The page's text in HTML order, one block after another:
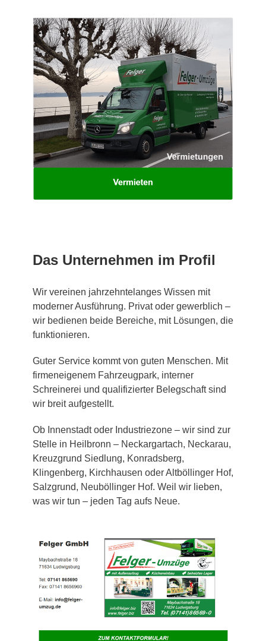
Das Unternehmen im Profil
Wir vereinen jahrzehntelanges Wissen mit
moderner Ausführung. Privat oder gewerblich –
wir bedienen beide Bereiche, mit Lösungen, die
funktionieren.
Guter Service kommt von guten Menschen. Mit
firmeneigenem Fahrzeugpark, interner
Schreinerei und qualifizierter Belegschaft sind
wir breit aufgestellt.
Ob Innenstadt oder Industriezone – wir sind zur
Stelle in Heilbronn – Neckargartach, Neckarau,
Kreuzgrund Siedlung, Konradsberg,
Klingenberg, Kirchhausen oder Altböllinger Hof,
Salzgrund, Neuböllinger Hof. Weil wir lieben,
was wir tun – jeden Tag aufs Neue.